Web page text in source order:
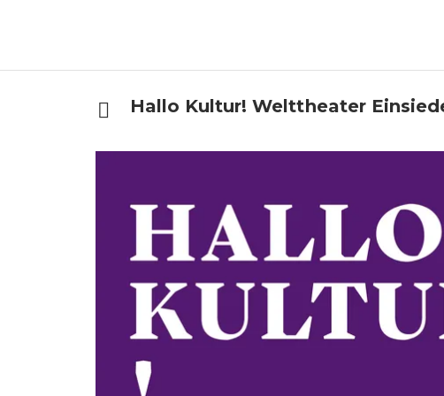
Hallo Kultur! Welttheater